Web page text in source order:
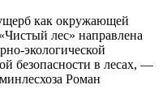
как окружающей
лес» направлена
экологической
безопасности в лесах, —
Роман